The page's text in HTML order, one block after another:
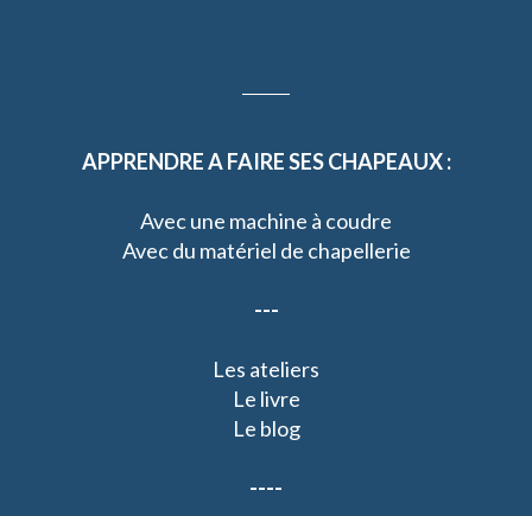
APPRENDRE A FAIRE SES CHAPEAUX :
Avec une machine à coudre
Avec du matériel de chapellerie
---
Les ateliers
Le livre
Le blog
----